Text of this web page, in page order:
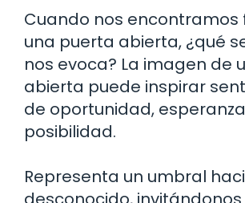
Cuando nos encontramos
una puerta abierta, ¿qué
nos evoca? La imagen de
abierta puede inspirar
de oportunidad,
posibilidad.
Representa un umbral